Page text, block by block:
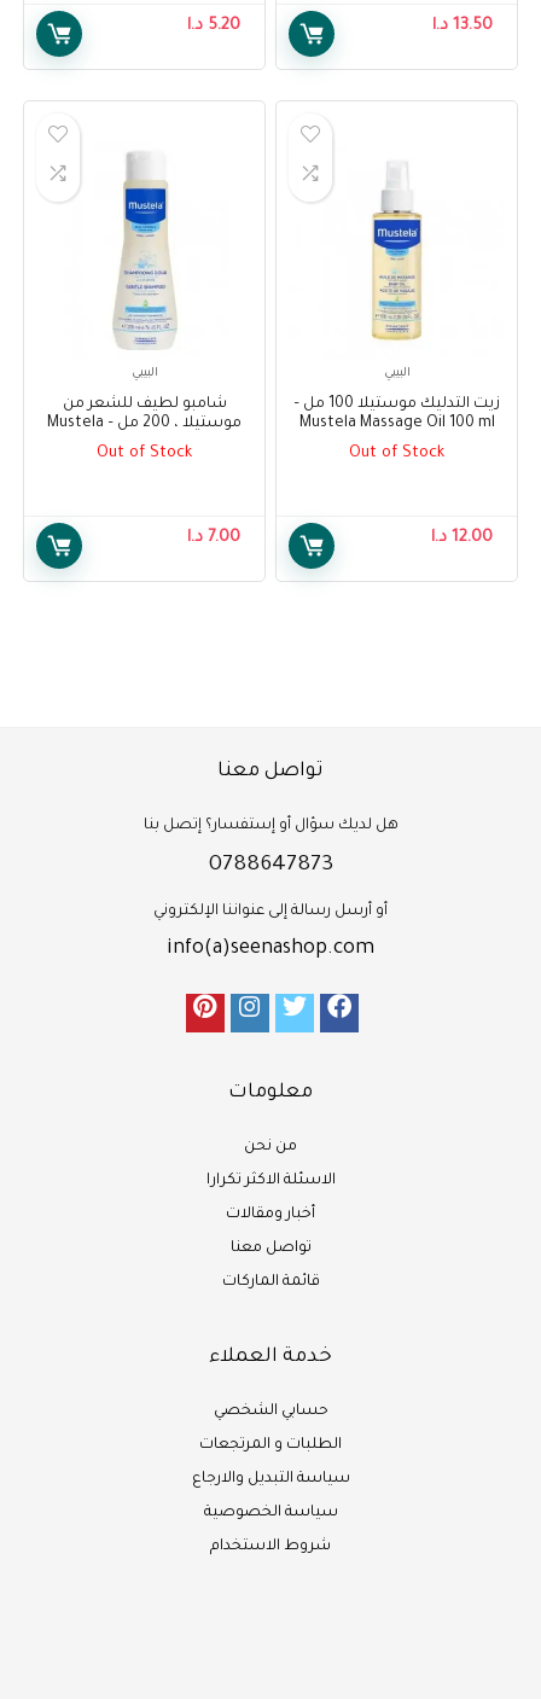
13.50 د.ا 5.20 د.ا
البيبي
زيت التدليك موستيلا 100 مل –
Mustela Massage Oil 100 ml
Out of Stock
12.00 د.ا
البيبي
شامبو لطيف للشعر من
موستيلا ، 200 مل – Mustela
Gentle Shampoo For Hair
Out of Stock
7.00 د.ا
تواصل معنا
هل لديك سؤال أو إستفسار؟ إتصل بنا
0788647873
أو أرسل رسالة إلى عنواننا الإلكتروني
info(a)seenashop.com
معلومات
من نحن
الاسئلة الاكثر تكرارا
أخبار ومقالات
تواصل معنا
قائمة الماركات
خدمة العملاء
حسابي الشخصي
الطلبات و المرتجعات
سياسة التبديل والارجاع
سياسة الخصوصية
شروط الاستخدام